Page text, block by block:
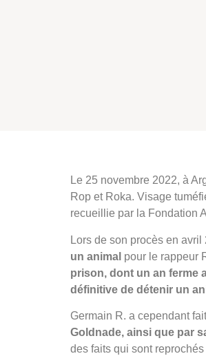
Le 25 novembre 2022, à
Rop et Roka. Visage
recueillie par la Fondation
Lors de son procès en avril
un animal pour le rappeur
prison, dont un an ferme
définitive de détenir un
Germain R. a cependant
Goldnade, ainsi que par
des faits qui sont